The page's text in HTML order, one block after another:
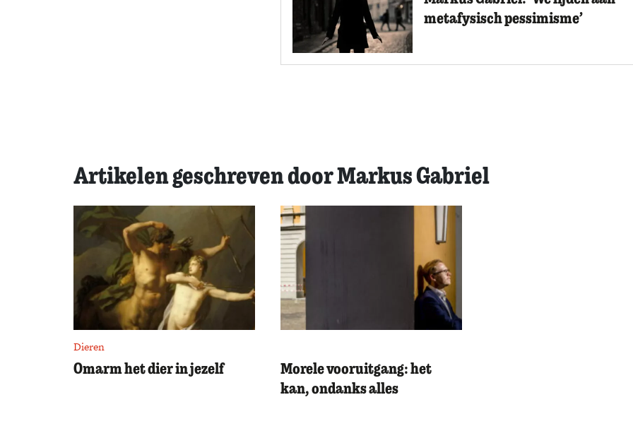
metafysisch pessimisme’
Artikelen geschreven door Markus Gabriel
Dieren
Omarm het dier in jezelf
Morele vooruitgang: het
kan, ondanks alles